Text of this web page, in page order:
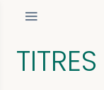
TITRES